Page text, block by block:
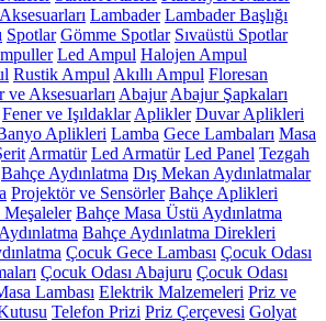
Lambader Lambader Başlığı
Spotlar Gömme Spotlar Sıvaüstü Spotlar
Led Ampul Halojen Ampul
Rustik Ampul Akıllı Ampul Floresan
ve Aksesuarları Abajur Abajur Şapkaları
Fener ve Işıldaklar Aplikler Duvar Aplikleri
Aplikleri Lamba Gece Lambaları Masa
Armatür Led Armatür Led Panel Tezgah
Bahçe Aydınlatma Dış Mekan Aydınlatmalar
Projektör ve Sensörler Bahçe Aplikleri
Bahçe Masa Üstü Aydınlatma
Bahçe Aydınlatma Direkleri
Çocuk Gece Lambası Çocuk Odası
Çocuk Odası Abajuru Çocuk Odası
Lambası Elektrik Malzemeleri Priz ve
Telefon Prizi Priz Çerçevesi Golyat